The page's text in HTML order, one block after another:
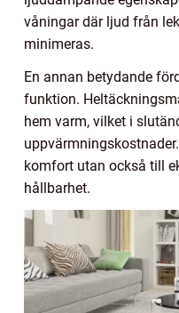
våningar där ljud från
minimeras.
En annan betydande
funktion.
hem varm, vilket i
komfort utan också till
hållbarhet.